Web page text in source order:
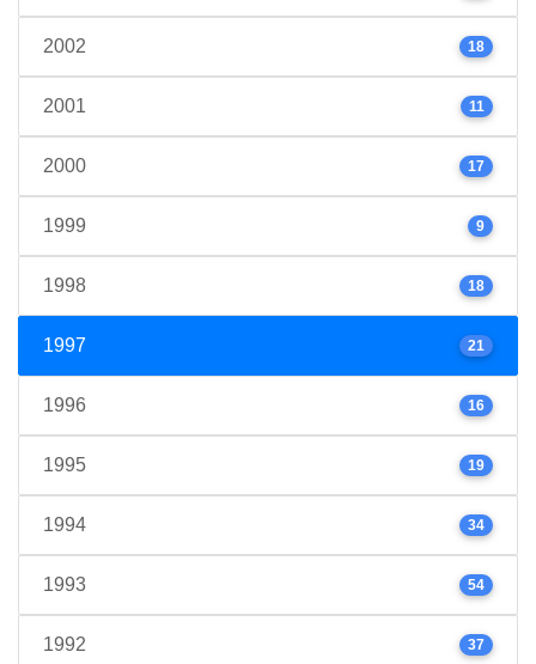
2002 18
2001 11
2000 17
1999 9
1998 18
1997 21
1996 16
1995 19
1994 34
1993 54
1992 37